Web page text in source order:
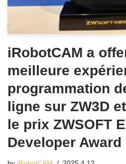
iRobotCAM a
meilleure
programmation
ligne sur ZW3D
le prix ZWSOFT
Developer Award